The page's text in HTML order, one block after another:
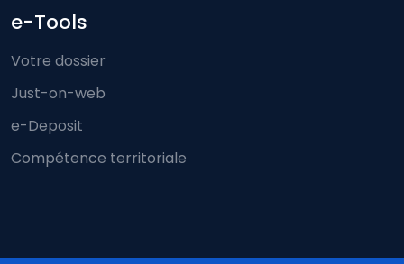
e-Tools
Votre dossier
Just-on-web
e-Deposit
Compétence territoriale